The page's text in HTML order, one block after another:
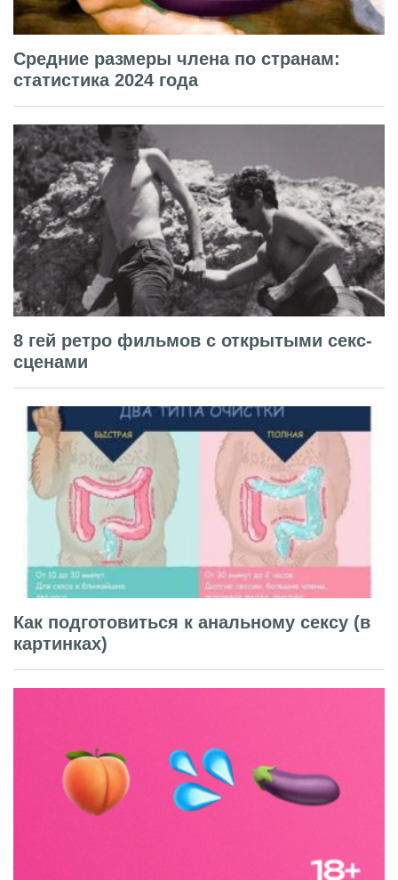
Средние размеры члена по странам:
статистика 2024 года
8 гей ретро фильмов с открытыми секс-
сценами
Как подготовиться к анальному сексу (в
картинках)